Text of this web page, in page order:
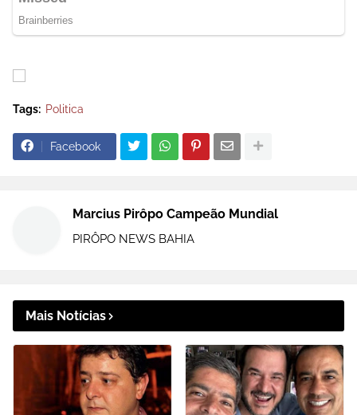
Tags: Politica
Facebook
Marcius Pirôpo Campeão Mundial
PIRÔPO NEWS BAHIA
Mais Notícias